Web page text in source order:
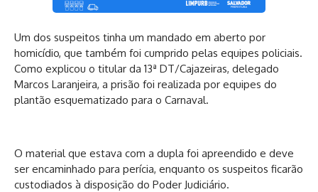
Um dos suspeitos tinha um mandado em aberto por
homicídio, que também foi cumprido pelas equipes policiais.
Como explicou o titular da 13ª DT/Cajazeiras, delegado
Marcos Laranjeira, a prisão foi realizada por equipes do
plantão esquematizado para o Carnaval.
O material que estava com a dupla foi apreendido e deve
ser encaminhado para perícia, enquanto os suspeitos ficarão
custodiados à disposição do Poder Judiciário.